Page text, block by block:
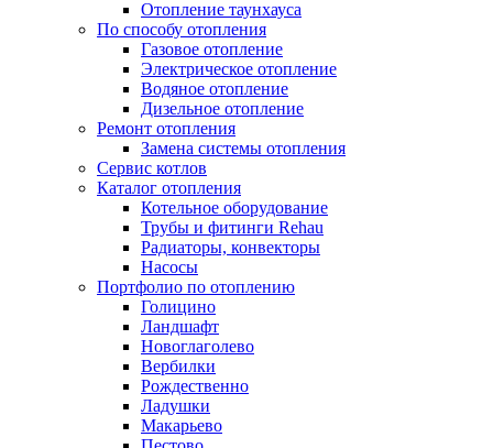
Отопление таунхауса
По способу отопления
Газовое отопление
Электрическое отопление
Водяное отопление
Дизельное отопление
Ремонт отопления
Замена системы отопления
Сервис котлов
Каталог отопления
Котельное оборудование
Трубы и фитинги Rehau
Радиаторы, конвекторы
Насосы
Портфолио по отоплению
Голицино
Ландшафт
Новоглаголево
Вербилки
Рождественно
Ладушки
Макарьево